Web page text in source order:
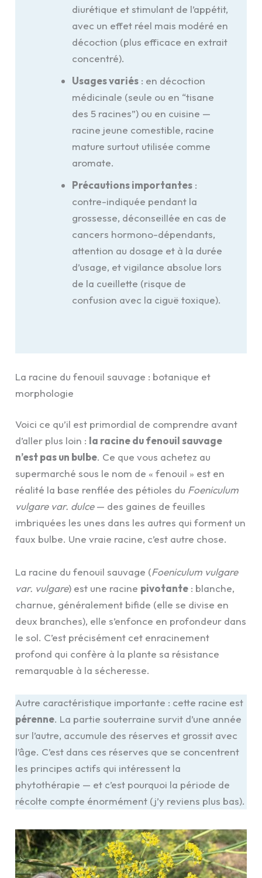
diurétique et stimulant de l’appétit,
avec un effet réel mais modéré en
décoction (plus efficace en extrait
concentré).
Usages variés: en décoction
médicinale (seule ou en “tisane
des 5 racines”) ou en cuisine —
racine jeune comestible, racine
mature surtout utilisée comme
aromate.
Précautions importantes:
contre-indiquée pendant la
grossesse, déconseillée en cas de
cancers hormono-dépendants,
attention au dosage et à la durée
d’usage, et vigilance absolue lors
de la cueillette (risque de
confusion avec la ciguë toxique).
La racine du fenouil sauvage : botanique et
morphologie
Voici ce qu’il est primordial de comprendre avant
d’aller plus loin : la racine du fenouil sauvage
n’est pas un bulbe. Ce que vous achetez au
supermarché sous le nom de « fenouil » est en
réalité la base renflée des pétioles du Foeniculum
vulgare var. dulce— des gaines de feuilles
imbriquées les unes dans les autres qui forment un
faux bulbe. Une vraie racine, c’est autre chose.
La racine du fenouil sauvage (Foeniculum vulgare
var. vulgare) est une racine pivotante : blanche,
charnue, généralement bifide (elle se divise en
deux branches), elle s’enfonce en profondeur dans
le sol. C’est précisément cet enracinement
profond qui confère à la plante sa résistance
remarquable à la sécheresse.
Autre caractéristique importante : cette racine est
pérenne. La partie souterraine survit d’une année
sur l’autre, accumule des réserves et grossit avec
l’âge. C’est dans ces réserves que se concentrent
les principes actifs qui intéressent la
phytothérapie — et c’est pourquoi la période de
récolte compte énormément (j’y reviens plus bas).